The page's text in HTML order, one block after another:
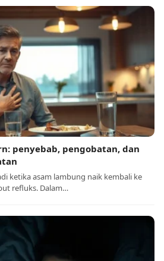
penyebab, pengobatan, dan
ketika asam lambung naik kembali ke
refluks. Dalam…